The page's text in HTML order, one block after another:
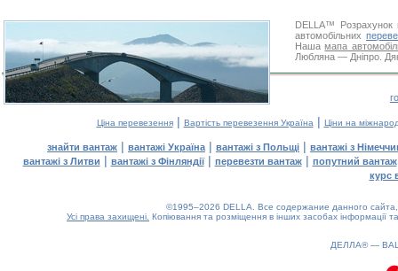
DELLA™
Розрахунок
автомобільних
Нашамапа
Любляна — Дніпро.
Ціна перевезення| Вартість перевезення Україна | Ціни на
знайти вантаж | вантажі Україна | вантажі з Польщі | вантажі з
вантажі з Литви | вантажі з Фінляндії| перевезти вантаж| попутний вантаж
курс
©1995–2026 DELLA. Все содержание данного
Усі права захищені. Копіювання та розміщення в інших засобах інформації
ДЕЛЛА® —